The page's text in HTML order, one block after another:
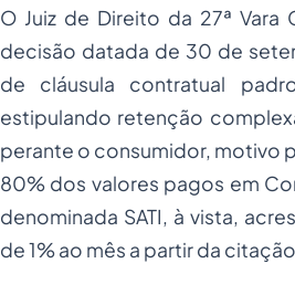
O Juiz de Direito da 27ª Vara
decisão datada de 30 de
de cláusula contratual
estipulando retenção
perante o consumidor, motivo
80% dos valores pagos em
denominada SATI, à vista,
de 1% ao mês a partir da